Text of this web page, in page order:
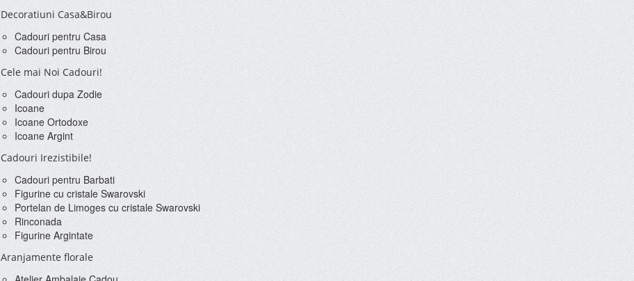
Decoratiuni Casa&Birou
Cadouri pentru Casa
Cadouri pentru Birou
Cele mai Noi Cadouri!
Cadouri dupa Zodie
Icoane
Icoane Ortodoxe
Icoane Argint
Cadouri Irezistibile!
Cadouri pentru Barbati
Figurine cu cristale Swarovski
Portelan de Limoges cu cristale Swarovski
Rinconada
Figurine Argintate
Aranjamente florale